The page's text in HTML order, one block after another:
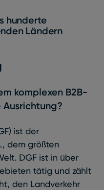
hunderte
Ländern
komplexen B2B-
ist der
dem größten
DGF ist in über
tätig und zählt
den Landverkehr